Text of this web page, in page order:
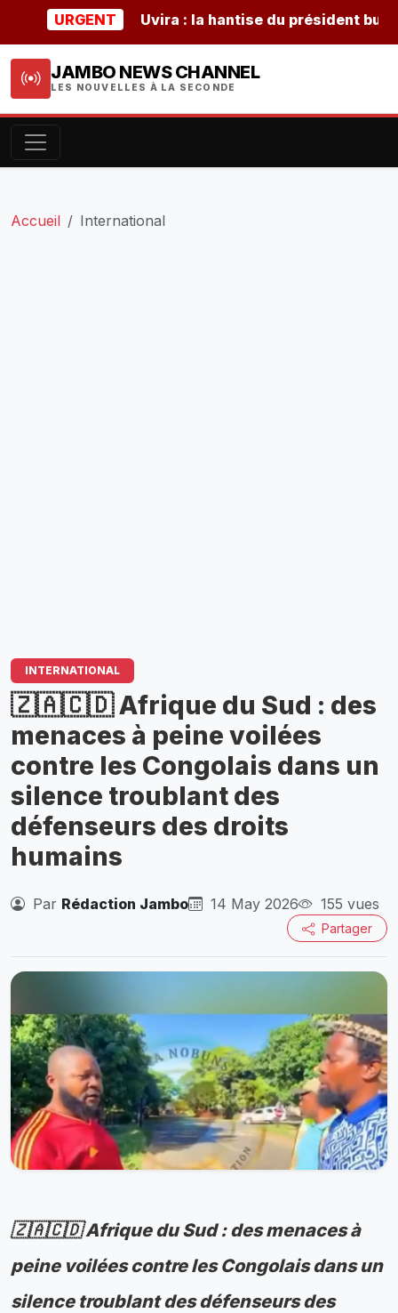
URGENT Uvira : la hantise du président
JAMBO NEWS CHANNEL
LES NOUVELLES À LA SECONDE
Accueil International
INTERNATIONAL
🇿🇦🇨🇩 Afrique du Sud : des
menaces à peine voilées
contre les Congolais dans un
silence troublant des
défenseurs des droits
humains
Par Rédaction Jambo 14 May 2026 155 vues
Partager
🇿🇦🇨🇩 Afrique du Sud : des menaces à
peine voilées contre les Congolais dans un
silence troublant des défenseurs des